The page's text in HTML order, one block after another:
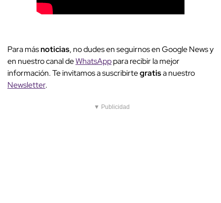
Para másnoticias, no dudes en seguirnos en Google News y
en nuestro canal deWhatsApppara recibir la mejor
información. Te invitamos a suscribirtegratisa nuestro
Newsletter.
▼ Publicidad